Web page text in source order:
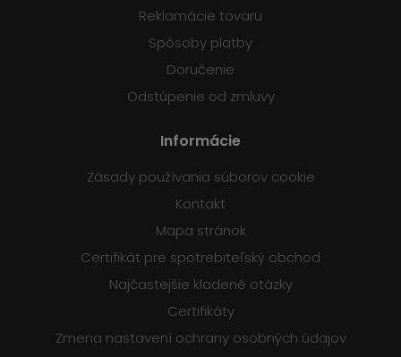
Reklamácie tovaru
Spôsoby platby
Doručenie
Odstúpenie od zmluvy
Informácie
Zásady používania súborov cookie
Kontakt
Mapa stránok
Certifikát pre spotrebiteľský obchod
Najčastejšie kladené otázky
Certifikáty
Zmena nastavení ochrany osobných údajov